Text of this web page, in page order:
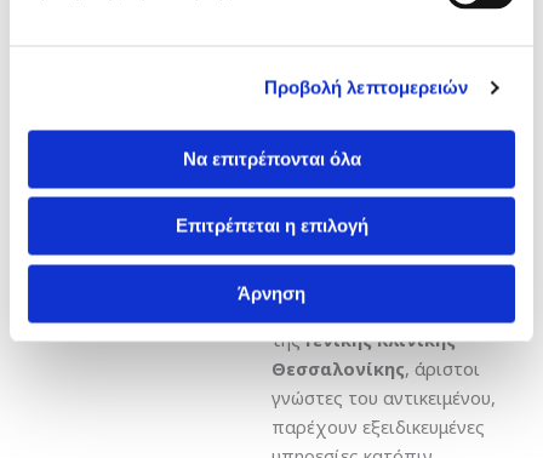
Προβολή λεπτομερειών
Να επιτρέπονται όλα
Επιτρέπεται η επιλογή
Άρνηση
Προτεραιότητά μας είναι οι
ανώδυνες χειρουργικές
επεμβάσεις με μηδενικές
μετεγχειρητικές επιπλοκές,
η σύντομη παραμονή στην
κλινική και τέλος η γρήγορη
επάνοδος του ασθενούς
στην καθημερινότητα.
Οι Ουρολόγοι- Συνεργάτες
τηςΓενικής Κλινικής
Θεσσαλονίκης, άριστοι
γνώστες του αντικειμένου,
παρέχουν εξειδικευμένες